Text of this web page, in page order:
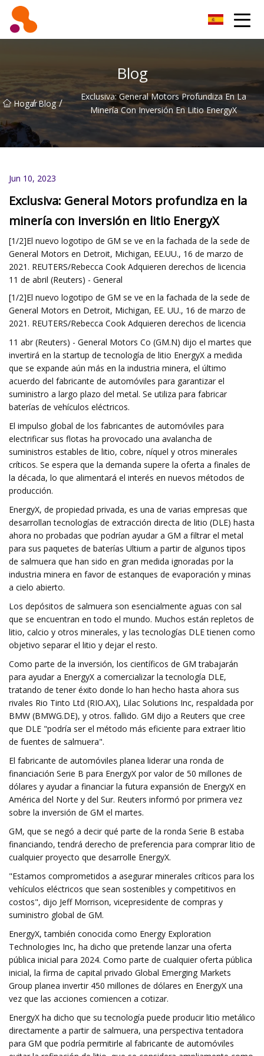
Blog
Hogar
/ Blog /
Exclusiva: General Motors Profundiza En La
Minería Con Inversión En Litio EnergyX
Jun 10, 2023
Exclusiva: General Motors profundiza en la
minería con inversión en litio EnergyX
[1/2]El nuevo logotipo de GM se ve en la fachada de la sede de
General Motors en Detroit, Michigan, EE.UU., 16 de marzo de
2021. REUTERS/Rebecca Cook Adquieren derechos de licencia
11 de abril (Reuters) - General
[1/2]El nuevo logotipo de GM se ve en la fachada de la sede de
General Motors en Detroit, Michigan, EE. UU., 16 de marzo de
2021. REUTERS/Rebecca Cook Adquieren derechos de licencia
11 abr (Reuters) - General Motors Co (GM.N) dijo el martes que
invertirá en la startup de tecnología de litio EnergyX a medida
que se expande aún más en la industria minera, el último
acuerdo del fabricante de automóviles para garantizar el
suministro a largo plazo del metal. Se utiliza para fabricar
baterías de vehículos eléctricos.
El impulso global de los fabricantes de automóviles para
electrificar sus flotas ha provocado una avalancha de
suministros estables de litio, cobre, níquel y otros minerales
críticos. Se espera que la demanda supere la oferta a finales de
la década, lo que alimentará el interés en nuevos métodos de
producción.
EnergyX, de propiedad privada, es una de varias empresas que
desarrollan tecnologías de extracción directa de litio (DLE) hasta
ahora no probadas que podrían ayudar a GM a filtrar el metal
para sus paquetes de baterías Ultium a partir de algunos tipos
de salmuera que han sido en gran medida ignoradas por la
industria minera en favor de estanques de evaporación y minas
a cielo abierto.
Los depósitos de salmuera son esencialmente aguas con sal
que se encuentran en todo el mundo. Muchos están repletos de
litio, calcio y otros minerales, y las tecnologías DLE tienen como
objetivo separar el litio y dejar el resto.
Como parte de la inversión, los científicos de GM trabajarán
para ayudar a EnergyX a comercializar la tecnología DLE,
tratando de tener éxito donde lo han hecho hasta ahora sus
rivales Rio Tinto Ltd (RIO.AX), Lilac Solutions Inc, respaldada por
BMW (BMWG.DE), y otros. fallido. GM dijo a Reuters que cree
que DLE "podría ser el método más eficiente para extraer litio
de fuentes de salmuera".
El fabricante de automóviles planea liderar una ronda de
financiación Serie B para EnergyX por valor de 50 millones de
dólares y ayudar a financiar la futura expansión de EnergyX en
América del Norte y del Sur. Reuters informó por primera vez
sobre la inversión de GM el martes.
GM, que se negó a decir qué parte de la ronda Serie B estaba
financiando, tendrá derecho de preferencia para comprar litio de
cualquier proyecto que desarrolle EnergyX.
"Estamos comprometidos a asegurar minerales críticos para los
vehículos eléctricos que sean sostenibles y competitivos en
costos", dijo Jeff Morrison, vicepresidente de compras y
suministro global de GM.
EnergyX, también conocida como Energy Exploration
Technologies Inc, ha dicho que pretende lanzar una oferta
pública inicial para 2024. Como parte de cualquier oferta pública
inicial, la firma de capital privado Global Emerging Markets
Group planea invertir 450 millones de dólares en EnergyX una
vez que las acciones comiencen a cotizar.
EnergyX ha dicho que su tecnología puede producir litio metálico
directamente a partir de salmuera, una perspectiva tentadora
para GM que podría permitirle al fabricante de automóviles